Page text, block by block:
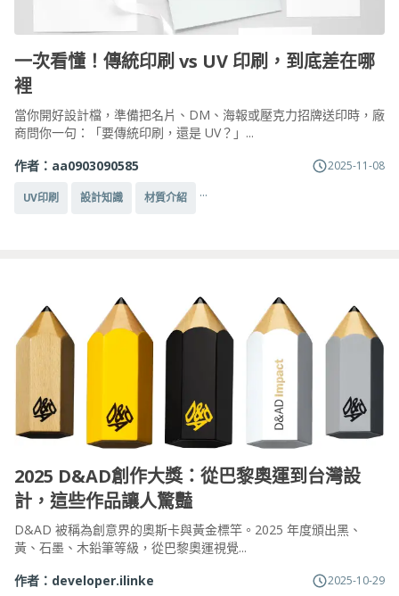
一次看懂！傳統印刷 vs UV 印刷，到底差在哪
裡
當你開好設計檔，準備把名片、DM、海報或壓克力招牌送印時，廠
商問你一句：「要傳統印刷，還是 UV？」...
作者： aa0903090585 2025-11-08
UV印刷 設計知識 材質介紹 ...
2025 D&AD創作大獎：從巴黎奧運到台灣設
計，這些作品讓人驚豔
D&AD 被稱為創意界的奧斯卡與黃金標竿。2025 年度頒出黑、
黃、石墨、木鉛筆等級，從巴黎奧運視覺...
作者： developer.ilinke 2025-10-29